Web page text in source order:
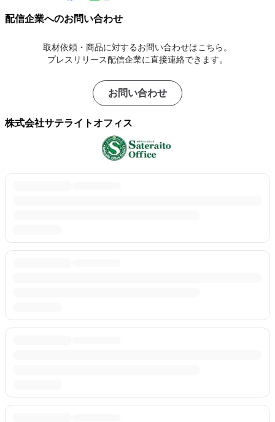
配信企業へのお問い合わせ
取材依頼・商品に対するお問い合わせはこちら。
プレスリリース配信企業に直接連絡できます。
お問い合わせ
株式会社サテライトオフィス